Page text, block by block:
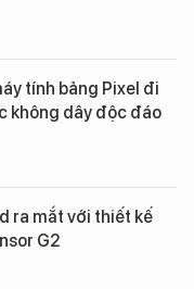
tính bảng Pixel đi
không dây độc đáo
ra mắt với thiết kế
G2